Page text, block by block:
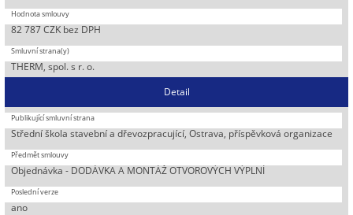
82 787 CZK bez DPH
THERM, spol. s r. o.
Detail
Střední škola stavební a dřevozpracující, Ostrava, příspěvková organizace
Objednávka - DODÁVKA A MONTÁŽ OTVOROVÝCH VÝPLNÍ
ano